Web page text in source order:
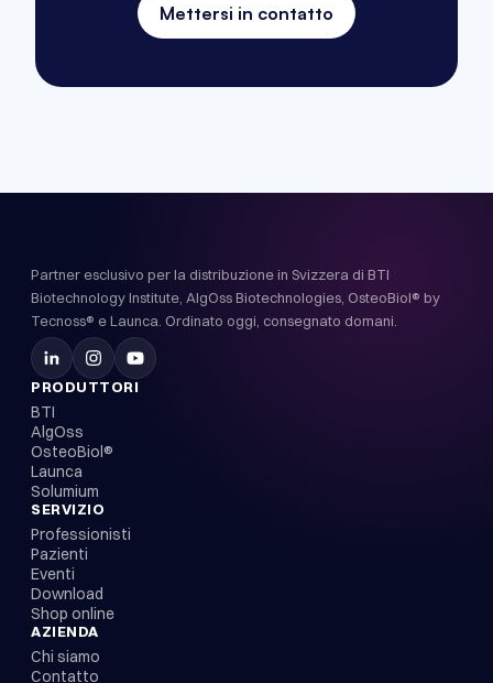
Mettersi in contatto
Partner esclusivo per la distribuzione in Svizzera di BTI
Biotechnology Institute, AlgOss Biotechnologies, OsteoBiol® by
Tecnoss® e Launca. Ordinato oggi, consegnato domani.
PRODUTTORI
BTI
AlgOss
OsteoBiol®
Launca
Solumium
SERVIZIO
Professionisti
Pazienti
Eventi
Download
Shop online
AZIENDA
Chi siamo
Contatto